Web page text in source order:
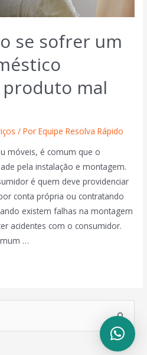
se sofrer um
mal
/ PorEquipe Resolva Rápido
móveis, é comum que o
pela instalação e montagem.
é quem deve providenciar
conta própria ou contratando
existem falhas na montagem
acidentes com o consumidor.
…